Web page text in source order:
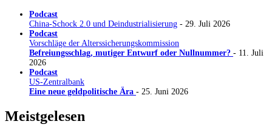
Podcast
China-Schock 2.0 und Deindustrialisierung - 29. Juli 2026
Podcast
Vorschläge der Alterssicherungskommission
Befreiungsschlag, mutiger Entwurf oder Nullnummer? - 11. Juli
2026
Podcast
US-Zentralbank
Eine neue geldpolitische Ära - 25. Juni 2026
Meistgelesen